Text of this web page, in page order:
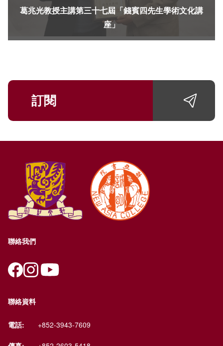
葛兆光教授主講第三十七屆「錢賓四先生學術文化講
座」
訂閱
聯絡我們
聯絡資料
電話: +852-3943-7609